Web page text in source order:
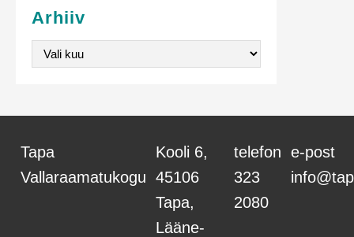
e
v
Arhiiv
Arhiiv
Tapa
Vallaraamatukogu
Kooli 6,
45106
Tapa,
Lääne-
telefon
323
2080
e-post